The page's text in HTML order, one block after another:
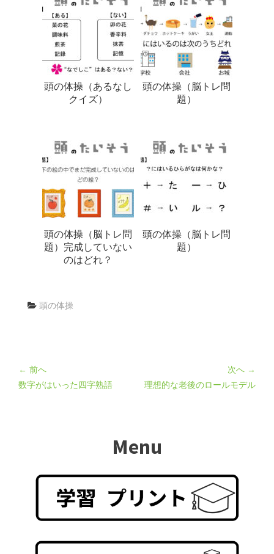
頭の体操（あるなし
クイズ）
頭の体操（脳トレ問
題）
頭の体操（脳トレ問
題）完成していない
のはどれ？
頭の体操（脳トレ問
題）
頭の体操
← 前へ
数字がはいった四字熟語
次へ →
理想的な老後のロールモデル
Menu